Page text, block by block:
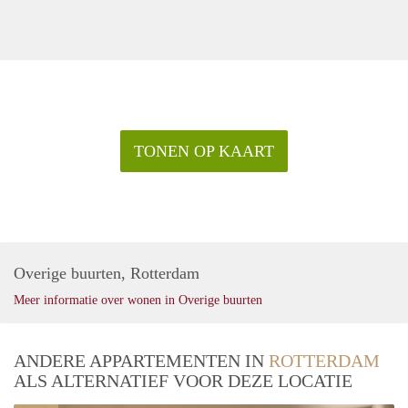
TONEN OP KAART
Overige buurten, Rotterdam
Meer informatie over wonen in Overige buurten
ANDERE APPARTEMENTEN IN ROTTERDAM
ALS ALTERNATIEF VOOR DEZE LOCATIE